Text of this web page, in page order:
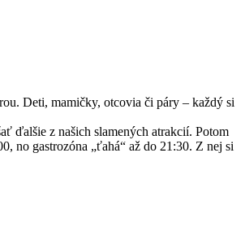
Deti, mamičky, otcovia či páry – každý si
ďalšie z našich slamených atrakcií. Potom
no gastrozóna „ťahá“ až do 21:30. Z nej si